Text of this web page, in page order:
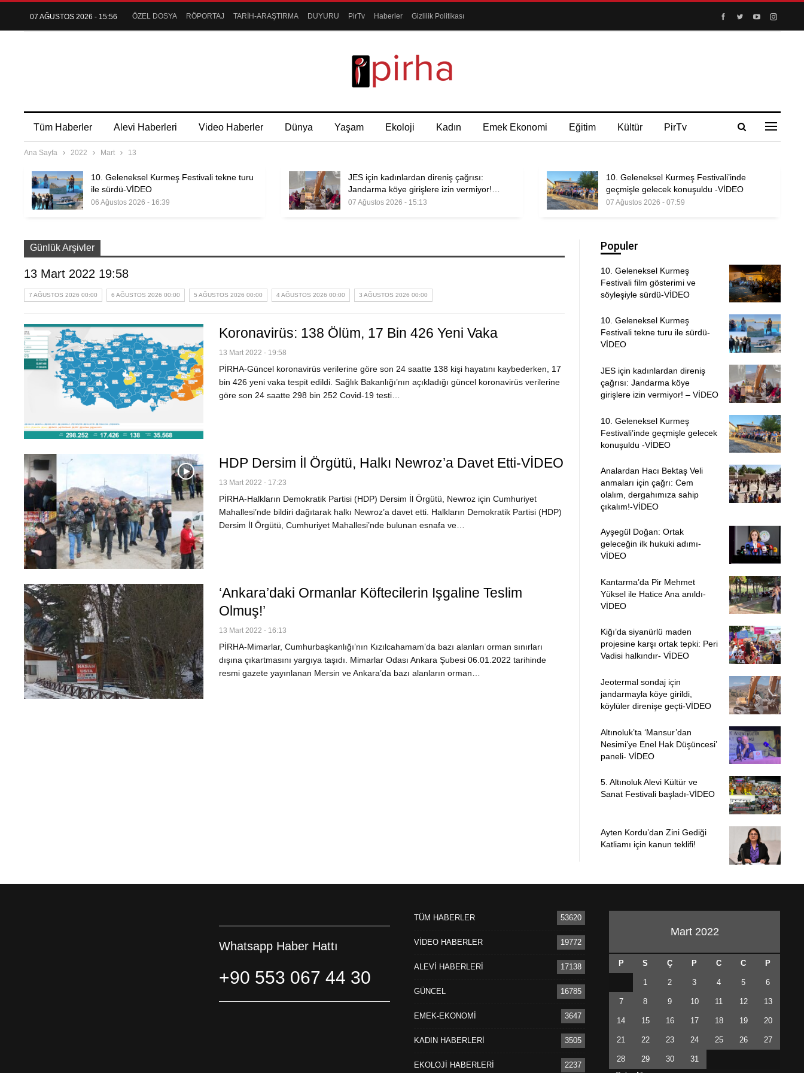
07 AĞUSTOS 2026 - 15:56 ÖZEL DOSYA RÖPORTAJ TARİH-ARAŞTIRMA DUYURU PirTv Haberler Gizlilik Politikası
Tüm Haberler Alevi Haberleri Video Haberler Dünya Yaşam Ekoloji Kadın Emek Ekonomi Eğitim Kültür PirTv
Ana Sayfa 2022 Mart 13
10. Geleneksel Kurmeş Festivali tekne turu
ile sürdü-VİDEO
06 Ağustos 2026 - 16:39
JES için kadınlardan direniş çağrısı:
Jandarma köye girişlere izin vermiyor!…
07 Ağustos 2026 - 15:13
10. Geleneksel Kurmeş Festivali’inde
geçmişle gelecek konuşuldu -VİDEO
07 Ağustos 2026 - 07:59
Günlük Arşivler
13 Mart 2022 19:58
7 AĞUSTOS 2026 00:00 6 AĞUSTOS 2026 00:00 5 AĞUSTOS 2026 00:00 4 AĞUSTOS 2026 00:00 3 AĞUSTOS 2026 00:00
Koronavirüs: 138 Ölüm, 17 Bin 426 Yeni Vaka
13 Mart 2022 - 19:58
PİRHA-Güncel koronavirüs verilerine göre son 24 saatte 138 kişi hayatını kaybederken, 17
bin 426 yeni vaka tespit edildi. Sağlık Bakanlığı’nın açıkladığı güncel koronavirüs verilerine
göre son 24 saatte 298 bin 252 Covid-19 testi…
HDP Dersim İl Örgütü, Halkı Newroz’a Davet Etti-VİDEO
13 Mart 2022 - 17:23
PİRHA-Halkların Demokratik Partisi (HDP) Dersim İl Örgütü, Newroz için Cumhuriyet
Mahallesi’nde bildiri dağıtarak halkı Newroz’a davet etti. Halkların Demokratik Partisi (HDP)
Dersim İl Örgütü, Cumhuriyet Mahallesi’nde bulunan esnafa ve…
‘Ankara’daki Ormanlar Köftecilerin Işgaline Teslim
Olmuş!’
13 Mart 2022 - 16:13
PİRHA-Mimarlar, Cumhurbaşkanlığı’nın Kızılcahamam’da bazı alanları orman sınırları
dışına çıkartmasını yargıya taşıdı. Mimarlar Odası Ankara Şubesi 06.01.2022 tarihinde
resmi gazete yayınlanan Mersin ve Ankara’da bazı alanların orman…
Populer
10. Geleneksel Kurmeş
Festivali film gösterimi ve
söyleşiyle sürdü-VİDEO
10. Geleneksel Kurmeş
Festivali tekne turu ile sürdü-
VİDEO
JES için kadınlardan direniş
çağrısı: Jandarma köye
girişlere izin vermiyor! – VİDEO
10. Geleneksel Kurmeş
Festivali’inde geçmişle gelecek
konuşuldu -VİDEO
Analardan Hacı Bektaş Veli
anmaları için çağrı: Cem
olalım, dergahımıza sahip
çıkalım!-VİDEO
Ayşegül Doğan: Ortak
geleceğin ilk hukuki adımı-
VİDEO
Kantarma’da Pir Mehmet
Yüksel ile Hatice Ana anıldı-
VİDEO
Kiğı’da siyanürlü maden
projesine karşı ortak tepki: Peri
Vadisi halkındır- VİDEO
Jeotermal sondaj için
jandarmayla köye girildi,
köylüler direnişe geçti-VİDEO
Altınoluk’ta ‘Mansur’dan
Nesimi’ye Enel Hak Düşüncesi’
paneli- VİDEO
5. Altınoluk Alevi Kültür ve
Sanat Festivali başladı-VİDEO
Ayten Kordu’dan Zini Gediği
Katliamı için kanun teklifi!
Whatsapp Haber Hattı
+90 553 067 44 30
TÜM HABERLER 53620
VİDEO HABERLER 19772
ALEVİ HABERLERİ 17138
GÜNCEL 16785
EMEK-EKONOMİ 3647
KADIN HABERLERİ 3505
EKOLOJİ HABERLERİ 2237
Mart 2022
P S Ç P C C P
1 2 3 4 5 6
7 8 9 10 11 12 13
14 15 16 17 18 19 20
21 22 23 24 25 26 27
28 29 30
31